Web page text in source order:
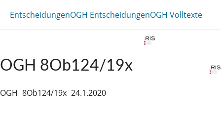
EntscheidungenOGH EntscheidungenOGH Volltexte
OGH 8Ob124/19x
OGH 8Ob124/19x 24.1.2020